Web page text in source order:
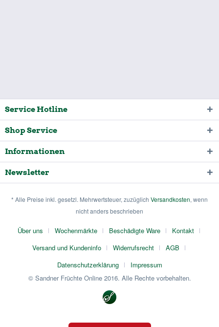
Service Hotline
Shop Service
Informationen
Newsletter
* Alle Preise inkl. gesetzl. Mehrwertsteuer, zuzüglich Versandkosten, wenn
nicht anders beschrieben
Über uns Wochenmärkte Beschädigte Ware
Kontakt
Versand und Kundeninfo
Widerrufsrecht
AGB
Datenschutzerklärung
Impressum
© Sandner Früchte Online 2016. Alle Rechte vorbehalten.